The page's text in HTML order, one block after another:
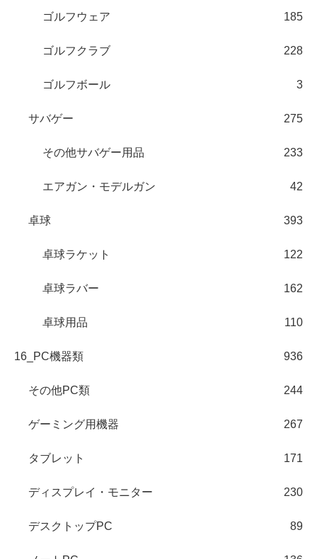
ゴルフウェア 185
ゴルフクラブ 228
ゴルフボール 3
サバゲー 275
その他サバゲー用品 233
エアガン・モデルガン 42
卓球 393
卓球ラケット 122
卓球ラバー 162
卓球用品 110
16_PC機器類 936
その他PC類 244
ゲーミング用機器 267
タブレット 171
ディスプレイ・モニター 230
デスクトップPC 89